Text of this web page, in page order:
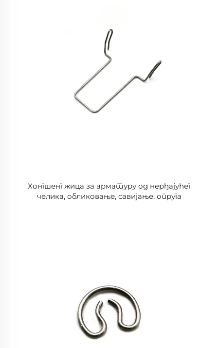
Хонгшенг жица за арматуру од нерђајућег
челика, обликовање, савијање, опруга